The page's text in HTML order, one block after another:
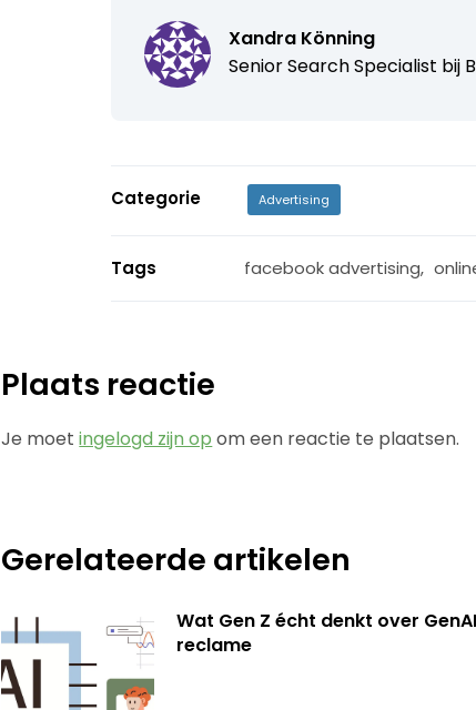
Xandra Könning
Senior Search Specialist bij
Categorie Advertising
Tags facebook advertising,
Plaats reactie
Je moetingelogd zijn op om een reactie te plaatsen.
Gerelateerde artikelen
Wat Gen Z écht denkt over
reclame